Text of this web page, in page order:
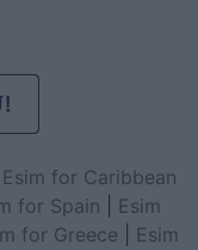
Esim for Caribbean
for Spain
Esim
for Greece
Esim